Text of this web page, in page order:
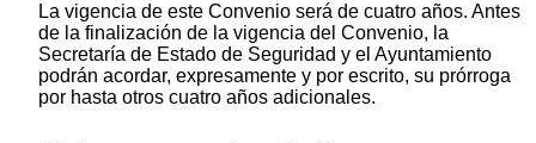
La vigencia de este Convenio será de cuatro años. Antes
de la finalización de la vigencia del Convenio, la
Secretaría de Estado de Seguridad y el Ayuntamiento
podrán acordar, expresamente y por escrito, su prórroga
por hasta otros cuatro años adicionales.